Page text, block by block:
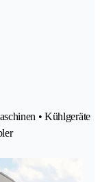
• Kühlgeräte